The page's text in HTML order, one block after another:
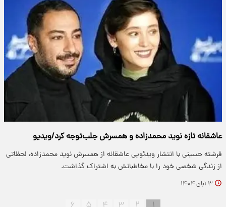
عاشقانه تازه نوید محمدزاده و همسرش جلب‌توجه کرد/ویدیو
فرشته حسینی با انتشار ویدئویی عاشقانه از همسرش نوید محمدزاده، لحظاتی
از زندگی شخصی خود را با مخاطبانش به اشتراک گذاشت.
۳ آبان ۱۴۰۴